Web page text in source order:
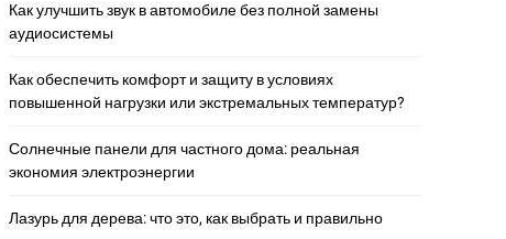
Как улучшить звук в автомобиле без полной замены
аудиосистемы
Как обеспечить комфорт и защиту в условиях
повышенной нагрузки или экстремальных температур?
Солнечные панели для частного дома: реальная
экономия электроэнергии
Лазурь для дерева: что это, как выбрать и правильно